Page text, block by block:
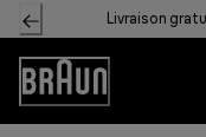
Skip
to
Content
Livraison
Accessibility
Statement